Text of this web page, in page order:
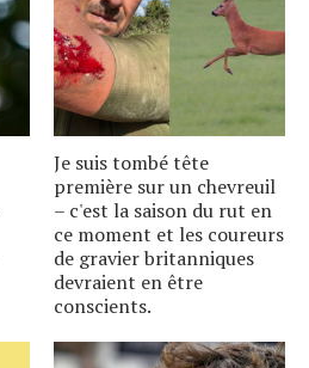
Je suis tombé tête
première sur un chevreuil
– c'est la saison du rut en
ce moment et les coureurs
de gravier britanniques
devraient en être
conscients.